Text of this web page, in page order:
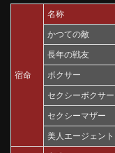
宿命
名称
かつての敵
長年の戦友
ボクサー
セクシーボクサー
セクシーマザー
美人エージェント